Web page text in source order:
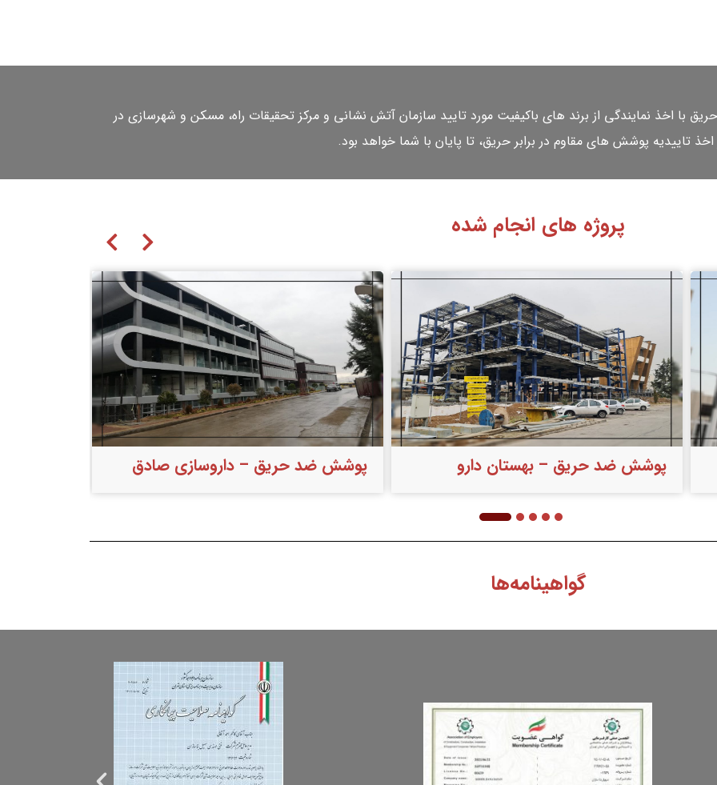
با اخذ نمایندگی از برند های باکیفیت مورد تایید سازمان آتش نشانی و مرکز تحقیقات راه، مسکن و شهرسازی در
تاییدیه پوشش های مقاوم در برابر حریق، تا پایان با شما خواهد بود.
پروژه های انجام شده
پوشش ضد حریق – داروسازی صادق پوشش ضد حریق – دیوان عدالت اداری
گواهینامه‌ها